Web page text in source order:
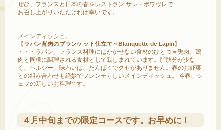
ぜひ、フランスと日本の春をレストラン サレ・ポワヴレで
お召し上がりいただければ幸いです。
メインディッシュ。
【ラパン背肉のブランケット仕立て～Blanquette de Lapin】
・・・ラパン。フランス料理にはかかせない食材のひとつ＝兎肉。鶏
肉と同様に調理される食材として親しまれています。脂肪分が少な
く、ヘルシー。味わいは、たんぱくでクセがありません。春のお野菜
との組み合わせも絶妙でフレンチらしいメインディッシュ。 今春、シ
ェフの新しいお料理です。
４月中旬までの限定コースです。お早めに！